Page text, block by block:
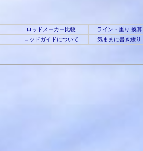
ロッドメーカー比較 ライン・重り 換算
ロッドガイドについて 気ままに書き綴り